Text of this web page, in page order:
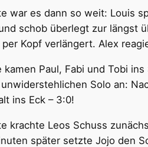
war es dann so weit: Louis
schob überlegt zur längst
Kopf verlängert. Alex
kamen Paul, Fabi und Tobi
Solo an:
ins Eck – 3:0!
krachte Leos Schuss
später setzte Jojo den